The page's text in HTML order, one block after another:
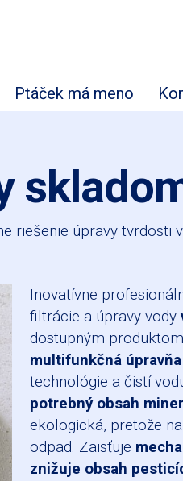
Ptáček má meno
riešenie úpravy
Inovatívne
filtrácie a úpravy vody
dostupným
multifunkčná úpravňa
technológie a čistí
potrebný obsah
ekologická, pretože
odpad. Zaisťuje
znižuje obsah